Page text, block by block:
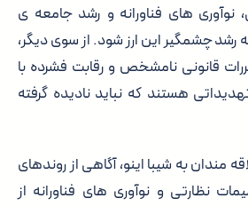
های فناورانه و رشد جامعه ی
رشد چشمگیر این ارز شود. از سوی دیگر،
قانونی نامشخص و رقابت فشرده با
هستند که نباید نادیده گرفته
مندان به شیبا اینو، آگاهی از روندهای
نظارتی و نوآوری های فناورانه از